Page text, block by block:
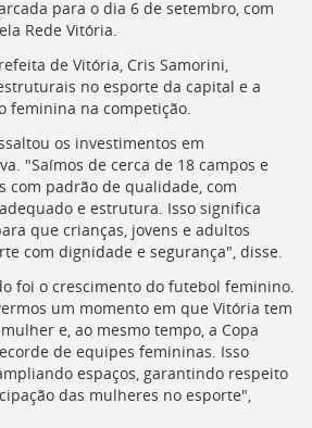
para o dia 6 de setembro, com
Rede Vitória.
de Vitória, Cris Samorini,
no esporte da capital e a
feminina na competição.
os investimentos em
"Saímos de cerca de 18 campos e
com padrão de qualidade, com
e estrutura. Isso significa
que crianças, jovens e adultos
com dignidade e segurança", disse.
foi o crescimento do futebol feminino.
um momento em que Vitória tem
e, ao mesmo tempo, a Copa
de equipes femininas. Isso
espaços, garantindo respeito
das mulheres no esporte",